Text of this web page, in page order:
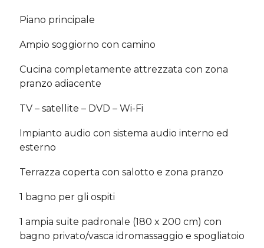
Piano principale
Ampio soggiorno con camino
Cucina completamente attrezzata con zona
pranzo adiacente
TV – satellite – DVD – Wi-Fi
Impianto audio con sistema audio interno ed
esterno
Terrazza coperta con salotto e zona pranzo
1 bagno per gli ospiti
1 ampia suite padronale (180 x 200 cm) con
bagno privato/vasca idromassaggio e spogliatoio